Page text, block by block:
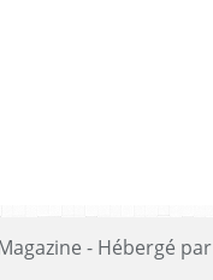
- Hébergé par